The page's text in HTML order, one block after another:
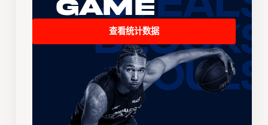
Game
查看统计数据